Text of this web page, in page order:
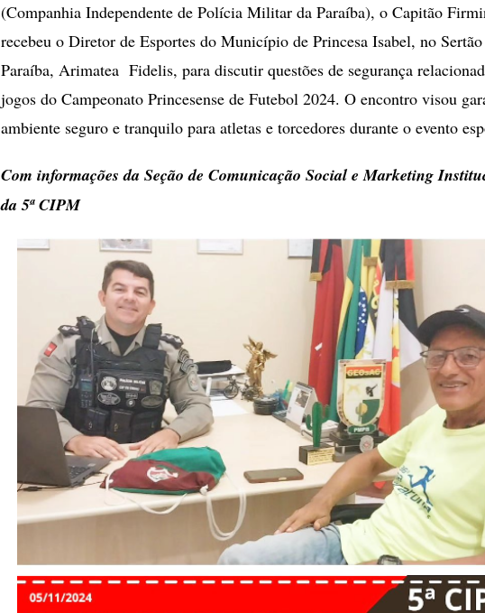
(Companhia Independente de Polícia Militar da Paraíba), o Capitão
recebeu o Diretor de Esportes do Município de Princesa Isabel, no
Paraíba, Arimatea Fidelis, para discutir questões de segurança
jogos do Campeonato Princesense de Futebol 2024. O encontro visou
ambiente seguro e tranquilo para atletas e torcedores durante o evento
Com informações da Seção de Comunicação Social e Marketing
da 5ª CIPM